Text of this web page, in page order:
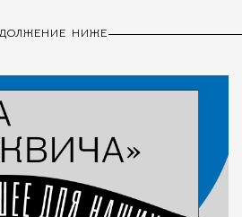
НИЖЕ